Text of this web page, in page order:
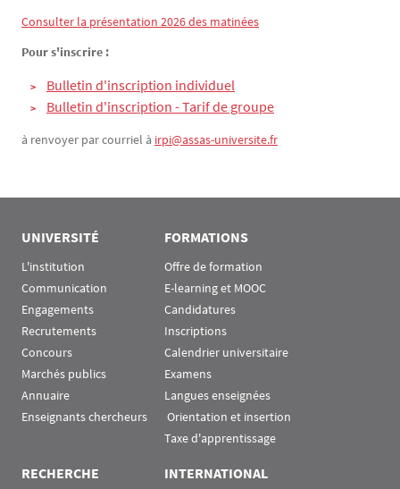
Consulter la présentation 2026 des matinées
Pour s'inscrire :
Bulletin d'inscription individuel
Bulletin d'inscription - Tarif de groupe
à renvoyer par courriel à irpi@assas-universite.fr
UNIVERSITÉ
L'institution
Communication
Engagements
Recrutements
Concours
Marchés publics
Annuaire
Enseignants chercheurs
FORMATIONS
Offre de formation
E-learning et MOOC
Candidatures
Inscriptions
Calendrier universitaire
Examens
Langues enseignées
Orientation et insertion
Taxe d'apprentissage
RECHERCHE INTERNATIONAL